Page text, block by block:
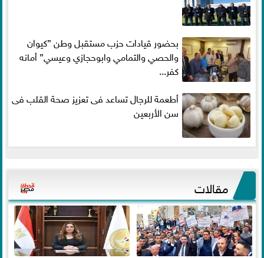
بحضور قيادات حزب مستقبل وطن ”كيوان
والحصي والتمامي وابوحجازي وعيسي” أمانه
كفر...
أطعمة للرجال تساعد فى تعزيز صحة القلب فى
سن الأربعين
مقالات